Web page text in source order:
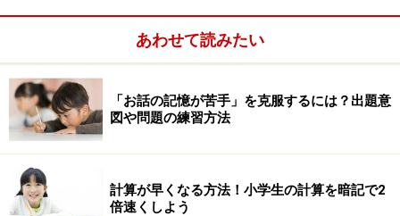
いです。一覧で眺めるのは難しいので、その場合は一括
ダウンロードで。
■倍率速報（日能研）
エリア別に男子校・女子校、共学校をカラフルな一覧で
見ることができます。
これから出願可能な学校も、男子校・女子校・共学校そ
れぞれが一覧で掲載されています。
あわせて読みたい
「お話の記憶が苦手」を克服するには？出題意
図や問題の練習方法
計算が早くなる方法！小学生の計算を暗記で2
倍速くしよう